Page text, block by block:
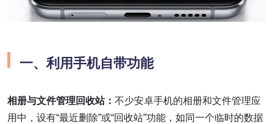
一、 利用手机自带功能
相册与文件管理回收站： 不少安卓手机的相册和文件管理应
用中，设有“最近删除”或“回收站”功能，如同一个临时的数据